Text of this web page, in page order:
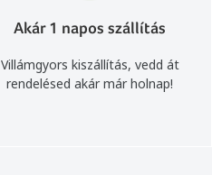
Akár 1 napos szállítás
Villámgyors kiszállítás, vedd át
rendelésed akár már holnap!